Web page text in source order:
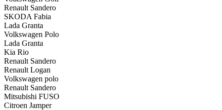
Renault Sandero
SKODA Fabia
Lada Granta
Volkswagen Polo
Lada Granta
Kia Rio
Renault Sandero
Renault Logan
Volkswagen polo
Renault Sandero
Mitsubishi FUSO
Citroen Jamper